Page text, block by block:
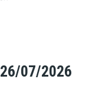
07/2026